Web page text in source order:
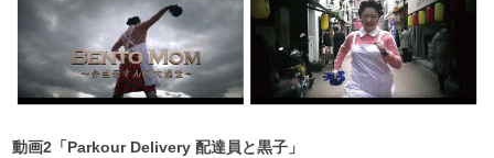
動画2「Parkour Delivery 配達員と黒子」